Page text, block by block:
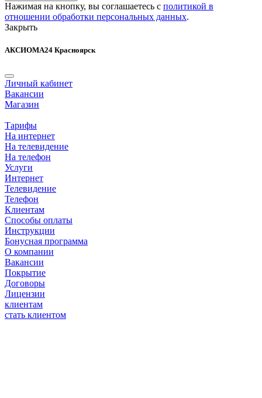
Нажимая на кнопку, вы соглашаетесь с политикой в
отношении обработки персональных данных.
Закрыть
АКСИОМА24 Красноярск
Личный кабинет
Вакансии
Магазин
Тарифы
На интернет
На телевидение
На телефон
Услуги
Интернет
Телевидение
Телефон
Клиентам
Способы оплаты
Инструкции
Бонусная программа
О компании
Вакансии
Покрытие
Договоры
Лицензии
клиентам
стать клиентом